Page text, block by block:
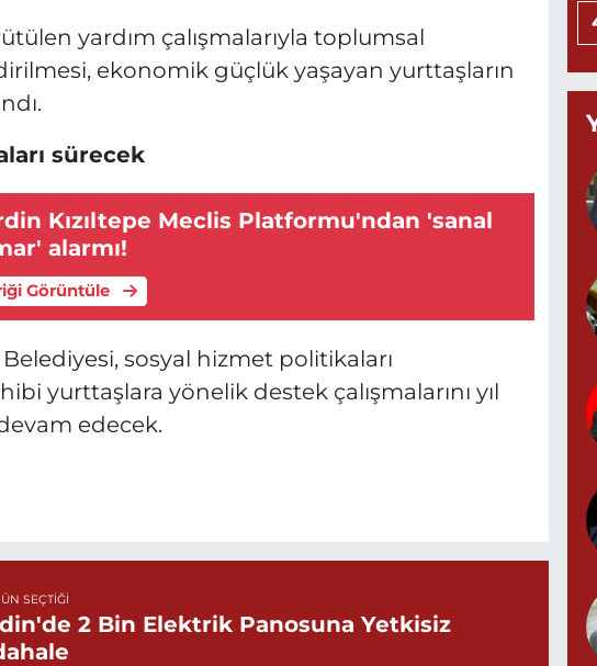
yardım çalışmalarıyla toplumsal
ekonomik güçlük yaşayan yurttaşların
sürecek
Kızıltepe Meclis Platformu'ndan 'sanal
alarmı!
Görüntüle
sosyal hizmet politikaları
yurttaşlara yönelik destek çalışmalarını yıl
edecek.
SEÇTIĞI
2 Bin Elektrik Panosuna Yetkisiz